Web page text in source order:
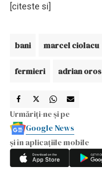
[citeste si]
bani marcel ciolacu
fermieri adrian oros
Urmăriți-ne și pe
Google News
și în aplicațiile mobile